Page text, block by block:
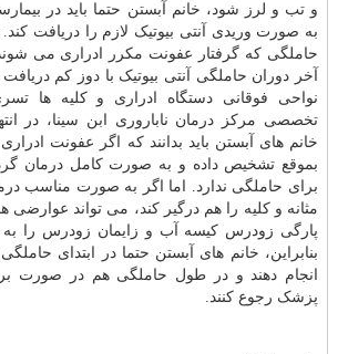
و تب و لرز شود، خانم آبستن حتما باید در
به صورت وریدی آنتی بیوتیک لازم را دریافت
حاملگی که گرفتار عفونت مکرر ادراری می
آخر دوران حاملگی آنتی بیوتیک با دوز کم دریافت
نواحی فوقانی دستگاه ادراری و کلیه ها
تخصصی مرکز درمان ناباروری ابن سینا، در
خانم های آبستن باید بدانند که اگر عفونت
بموقع تشخیص داده و به صورت کامل درمان
برای حاملگی ندارد. اما اگر به صورت مناسب
مثانه و کلیه را هم درگیر کند، می تواند
پارگی زودرس کیسه آب و زایمان زودرس را به
بنابراین، خانم های آبستن حتما در ابتدای حاملگی
انجام دهند و در طول حاملگی هم در صورت
پزشک رجوع کنند.